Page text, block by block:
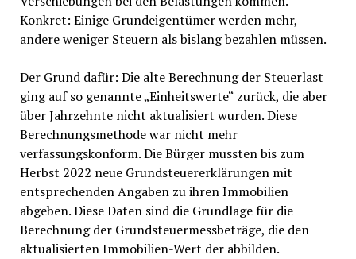
Konkret: Einige Grundeigentümer werden mehr,
andere weniger Steuern als bislang bezahlen müssen.
Der Grund dafür: Die alte Berechnung der Steuerlast
ging auf so genannte „Einheitswerte“ zurück, die aber
über Jahrzehnte nicht aktualisiert wurden. Diese
Berechnungsmethode war nicht mehr
verfassungskonform. Die Bürger mussten bis zum
Herbst 2022 neue Grundsteuererklärungen mit
entsprechenden Angaben zu ihren Immobilien
abgeben. Diese Daten sind die Grundlage für die
Berechnung der Grundsteuermessbeträge, die den
aktualisierten Immobilien-Wert der abbilden.